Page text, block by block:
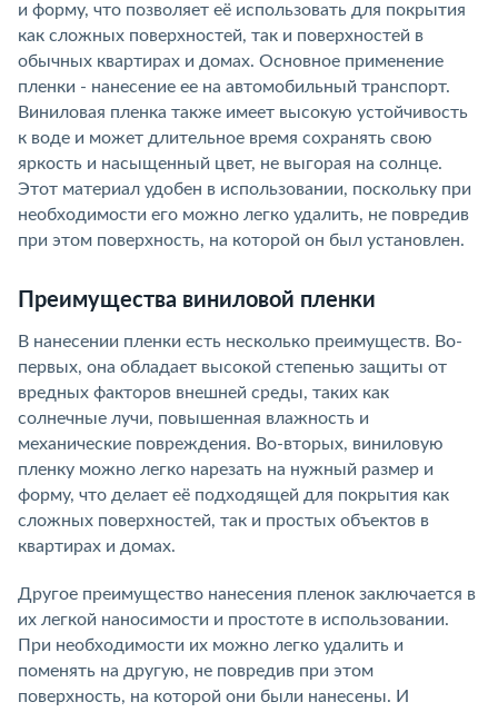
и форму, что позволяет её использовать для покрытия
как сложных поверхностей, так и поверхностей в
обычных квартирах и домах. Основное применение
пленки - нанесение ее на автомобильный транспорт.
Виниловая пленка также имеет высокую устойчивость
к воде и может длительное время сохранять свою
яркость и насыщенный цвет, не выгорая на солнце.
Этот материал удобен в использовании, поскольку при
необходимости его можно легко удалить, не повредив
при этом поверхность, на которой он был установлен.
Преимущества виниловой пленки
В нанесении пленки есть несколько преимуществ. Во-
первых, она обладает высокой степенью защиты от
вредных факторов внешней среды, таких как
солнечные лучи, повышенная влажность и
механические повреждения. Во-вторых, виниловую
пленку можно легко нарезать на нужный размер и
форму, что делает её подходящей для покрытия как
сложных поверхностей, так и простых объектов в
квартирах и домах.
Другое преимущество нанесения пленок заключается в
их легкой наносимости и простоте в использовании.
При необходимости их можно легко удалить и
поменять на другую, не повредив при этом
поверхность, на которой они были нанесены. И